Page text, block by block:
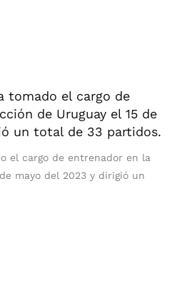
el cargo de entrenador en la
mayo del 2023 y dirigió un